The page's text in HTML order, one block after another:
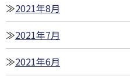
2021年8月
2021年7月
2021年6月